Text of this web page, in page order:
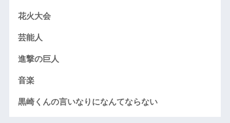
花火大会
芸能人
進撃の巨人
音楽
黒崎くんの言いなりになんてならない